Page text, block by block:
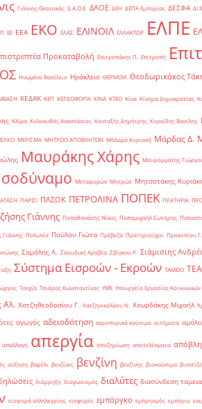
Γιάννης Θεοτοκάς Δ.Α.Ο.Ε. ΔΑΟΕ ΔΕΗ ΔΕΠΑ Εμπορίας ΔΕΣΦΑ
ΕΕ ΕΕΑ ΕΚΟ ΕΛΑΣ ΕΛΙΝΟΙΛ ΕΛΛΑΚΤΩΡ ΕΛΠΕ
Προκαταβολή Επιτροπάκης Π. Επιτροπή
Ηνωμένο Βασίλειο Ηράκλειο ΘΕΡΜΟΙΛ Θεοδωρικάκος
ΚΕΔΑΚ ΚΕΠ ΚΕΡΔΟΦΟΡΙΑ ΚΙΝΑ ΚΤΕΟ Κίνα Κίνημα Δημοκρατίας
Κλίμα Κολοκυθάς Αναστάσιος Κονταξής Δημήτρης Κορκίδης Βασίλης
ΜΕΡΙΣΜΑ ΜΗΤΡΩΟ ΑΠΟΒΛΗΤΩΝ Μάλαμα Κυριακή Μάρδας Δ.
Μαυράκης Χάρης Μαυρομμάτης
Μεταφορών Μητρώο Μητσοτάκης
ΠΑΡΙΣΙ ΠΑΣΟΚ ΠΕΤΡΟΛΙΝΑ ΠΟΠΕΚ ΠΡΑΤΗΡΙΑ
Γιάννης Παπαθανάσης Νίκος Παπαμιχαήλ Σωτήρης
Γιάννης Πολωνία Πούλου Γιώτα Πρέβεζα Πρατηριούχοι Προκοπίου Γ.
Σαμόλης Λ. Σαουδική Αραβία Σβίγκου Ρ. Σιάμισιης
Σύστημα Εισροών - Εκροών ΤΑΜΕΙΟ
Τσεχία Τσιάρας Κωνσταντίνος ΥΜΕ Υπουργείο Εργασίας
Αλ. Χατζηθεοδοσίου Γ. Χατζηνικολάου Ν. Χουρδάκης Μιχαήλ
αγωγός αδειοδότηση αεροπορικά καύσιμα αιτήματα
απαλλαγή απεργία αποζημίωση αποτελέσματα
αύξηση βαρέλι βενζίνες βενζίνη βενζίνης βιοκαύσιμα
διάρρηξη διαγωνισμός διαλύτες διασύνδεση
εισφορά αλληλεγγύης εισφορές εμπάργκο εμπρησμός εμπόριο